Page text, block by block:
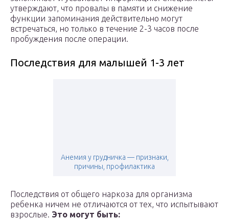
утверждают, что провалы в памяти и снижение
функции запоминания действительно могут
встречаться, но только в течение 2-3 часов после
пробуждения после операции.
Последствия для малышей 1-3 лет
Анемия у грудничка — признаки,
причины, профилактика
Последствия от общего наркоза для организма
ребенка ничем не отличаются от тех, что испытывают
взрослые. Это могут быть: